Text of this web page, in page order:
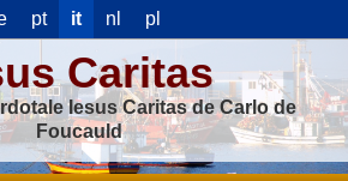
pt it nl pl
Caritas
Iesus Caritas de Carlo de
Foucauld